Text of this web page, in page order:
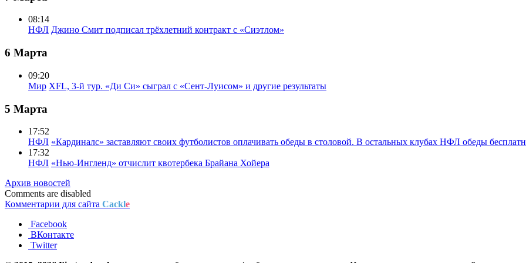
08:14
НФЛ Джино Смит подписал трёхлетний контракт с «Сиэтлом»
6 Марта
09:20
Мир XFL, 3-й тур. «Ди Си» сыграл с «Сент-Луисом» и другие результаты
5 Марта
17:52
НФЛ «Кардиналс» заставляют своих футболистов оплачивать обеды в столовой. В остальных клубах НФЛ обеды
17:32
НФЛ «Нью-Ингленд» отчислит квотербека Брайана Хойера
Архив новостей
Comments are disabled
Комментарии для сайта Cackle
Facebook
ВКонтакте
Twitter